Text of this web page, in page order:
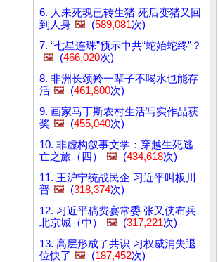
6. 人未死魂已转生猪 死后变猪又回
到人身 🖼️ (589,081次)
7. “七星连珠”预示中共“蛇始蛇终”？
🖼️ (466,020次)
8. 非洲长颈羚一辈子不喝水也能存
活 🖼️ (461,800次)
9. 画家马丁斯农村生活写实作品获
奖 🖼️ (455,040次)
10. 非虚构叙事文学：穿越生死逃
亡之旅（四）
🖼️ (434,618次)
11. 王沪宁统战民企 习近平叫板川
普 🖼️ (318,374次)
12. 习近平稿费宴常委 张又侠布兵
北京城（中）
🖼️ (317,221次)
13. 高层形成了共识 习权威消失退
位快了 🖼️ (187,452次)